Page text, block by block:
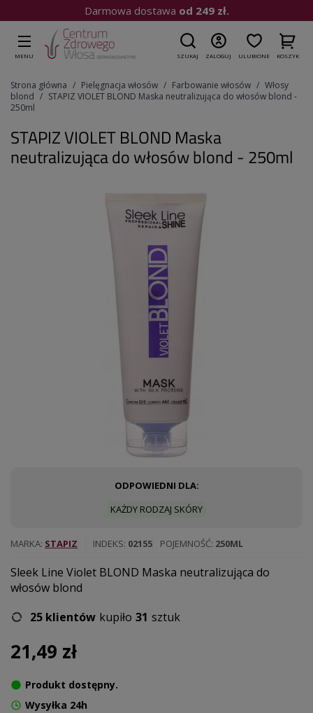
Darmowa dostawa od 249 zł.
MENU SZUKAJ ZALOGUJ ULUBIONE KOSZYK
Strona główna Pielęgnacja włosów Farbowanie włosów
Włosy
blond
STAPIZ VIOLET BLOND Maska neutralizująca do włosów blond -
250ml
STAPIZ VIOLET BLOND Maska
neutralizująca do włosów blond - 250ml
ODPOWIEDNI DLA:
KAŻDY RODZAJ SKÓRY
INDEKS 02155
MARKA STAPIZ POJEMNOŚĆ 250ML
Sleek Line Violet BLOND Maska neutralizująca do
włosów blond
25 klientów kupiło 31 sztuk
21,49 zł
Produkt dostępny.
Wysyłka 24h